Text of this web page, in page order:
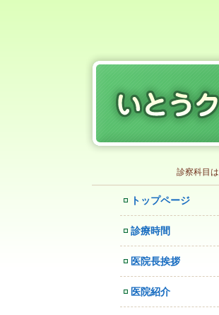
診察科目
トップページ
診療時間
医院長挨拶
医院紹介